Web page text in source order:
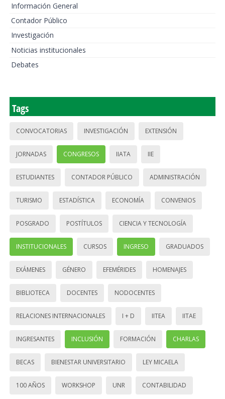
Información General
Contador Público
Investigación
Noticias institucionales
Debates
Tags
CONVOCATORIAS INVESTIGACIÓN EXTENSIÓN
JORNADAS CONGRESOS IIATA IIE
ESTUDIANTES CONTADOR PÚBLICO ADMINISTRACIÓN
TURISMO ESTADÍSTICA ECONOMÍA CONVENIOS
POSGRADO POSTÍTULOS CIENCIA Y TECNOLOGÍA
INSTITUCIONALES CURSOS INGRESO GRADUADOS
EXÁMENES GÉNERO EFEMÉRIDES HOMENAJES
BIBLIOTECA DOCENTES NODOCENTES
RELACIONES INTERNACIONALES I + D IITEA IITAE
INGRESANTES INCLUSIÓN FORMACIÓN CHARLAS
BECAS BIENESTAR UNIVERSITARIO LEY MICAELA
100 AÑOS WORKSHOP UNR CONTABILIDAD